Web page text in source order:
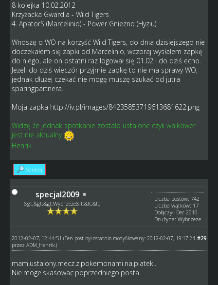
8 kolejka 10.02.2012
Krzyżacka Gwardia - Wild Tigers
4. ApatorS (Marcelinio) - Power Gniezno (Hyziu)
Wnoszę o WO na korzyść Wild Tigers, do dnia dzisiejszego nie
doczekałem się zapki od Marcelinio, wczoraj wysłałem zapkę
do niego, ale on ostatni raz logował się 01.02 i do dziś echo.
Jeżeli do dziś wieczór przyjmie zapkę to nie ma sprawy WO,
jednak dłużej czekać nie mogę muszę szukać od jutra
sparingpartnera.
Moja zapka http://iv.pl/images/84235853719613681622.png
Widzę że jednak spotkanie zostało ustalone czyli walkower
jest nie aktualny
Henrik
Szukaj
specjal2009
&gt;&gt;&gt;Wybrzeże&lt;&lt;&lt;
Liczba postów: 742
Liczba wątków: 17
Dołączył: Dec 2010
Drużyna: Wybrzeze
#29
2012-02-07, 12:44:51 (Ten post był ostatnio modyfikowany: 2012-02-07, 19:17:24
przez ADM_Henrik.)
mam.ustalony.mecz.z.pokemonami.na.piatek..
Nie.moge.skasowac.poprzedniego.posta